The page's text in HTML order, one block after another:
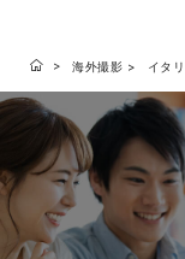
海外撮影 イタ